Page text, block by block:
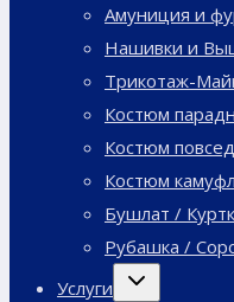
Амуниция и
Нашивки и
Трикотаж-
Костюм
Костюм
Костюм
Бушлат /
Рубашка /
Услуги
Переключить
дочернее